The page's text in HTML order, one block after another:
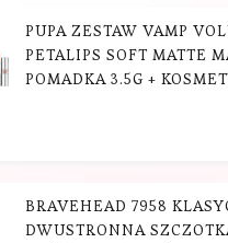
PUPA ZESTAW VAMP
PETALIPS SOFT MATTE
POMADKA 3.5G +
BRAVEHEAD 7958
DWUSTRONNA